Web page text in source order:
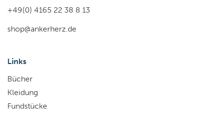
+49(0) 4165 22 38 8 13
shop@ankerherz.de
Links
Bücher
Kleidung
Fundstücke